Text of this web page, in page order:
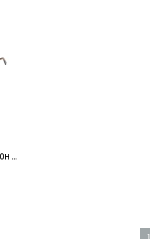
Timberland TB00052 20H Güneş Gözlüğü